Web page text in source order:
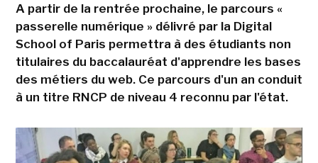
A partir de la rentrée prochaine, le parcours «
passerelle numérique » délivré par la Digital
School of Paris permettra à des étudiants non
titulaires du baccalauréat d'apprendre les bases
des métiers du web. Ce parcours d'un an conduit
à un titre RNCP de niveau 4 reconnu par l'état.